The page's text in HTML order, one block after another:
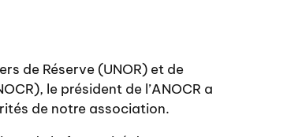
de Réserve (UNOR) et de
le président de l’ANOCR a
de notre association.